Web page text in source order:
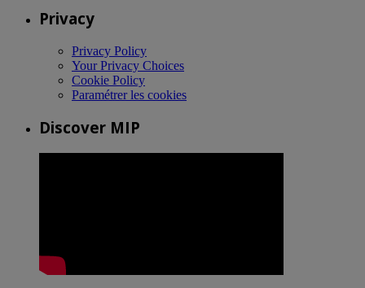
Privacy
Privacy Policy
Your Privacy Choices
Cookie Policy
Paramétrer les cookies
Discover MIP